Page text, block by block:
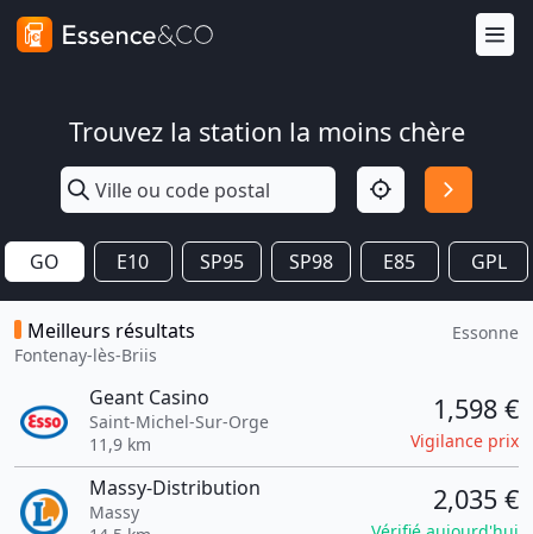
Trouvez la station la moins chère
GO E10 SP95 SP98 E85 GPL
Meilleurs résultats
Fontenay-lès-Briis
Essonne
Geant Casino
Saint-Michel-Sur-Orge
11,9 km
1,598 €
Vigilance prix
Massy-Distribution
Massy
2,035 €